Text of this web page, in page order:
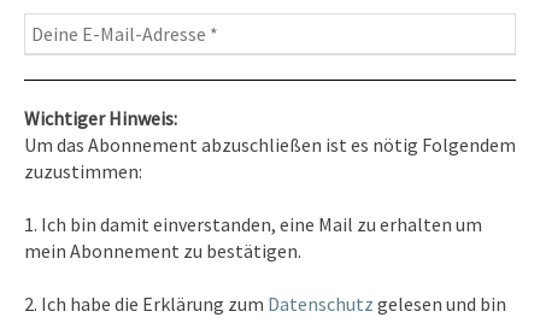
Wichtiger Hinweis:
Um das Abonnement abzuschließen ist es nötig Folgendem
zuzustimmen:
1. Ich bin damit einverstanden, eine Mail zu erhalten um
mein Abonnement zu bestätigen.
2. Ich habe die Erklärung zum Datenschutz gelesen und bin
Kontakt
Tel. 0351/2681691
E-Mail: info [at ] spirit-on-earth.com